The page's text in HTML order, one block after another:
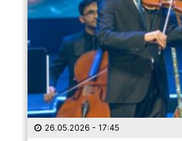
26.05.2026 - 17:45